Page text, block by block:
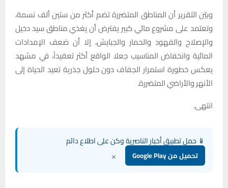
وبيّن التقرير أن المناطق المتضررة تضم أكثر من ستين ألف نسمة،
وتعتمد على مشروع مائي كبير يفترض أن يغذي مناطق سيد دخيل
والإصلاح والفهود والحمار والجبايش، إلا أن ضعف الإمدادات
المائية وانخفاض المناسيب جعلا الواقع أكثر تعقيداً، في مشهد
يعكس خطورة استمرار الجفاف دون حلول جذرية تعيد الحياة إلى
الأنهر والأراضي المتضررة.
انتهى.
📱 حمل تطبيق أخبار الناصرية وكن على اطلاع دائم
تحميل من Google Play ×